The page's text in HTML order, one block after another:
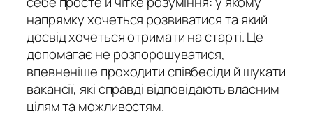
напрямку хочеться розвиватися та який
досвід хочеться отримати на старті. Це
допомагає не розпорошуватися,
впевненіше проходити співбесіди й шукати
вакансії, які справді відповідають власним
цілям та можливостям.